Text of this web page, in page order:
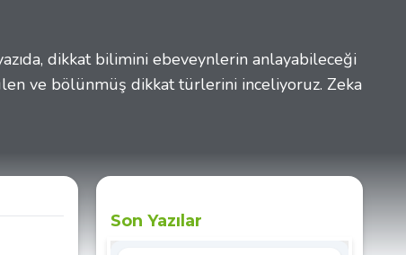
dikkat bilimini ebeveynlerin anlayabileceği
ve bölünmüş dikkat türlerini inceliyoruz. Zeka
Son Yazılar